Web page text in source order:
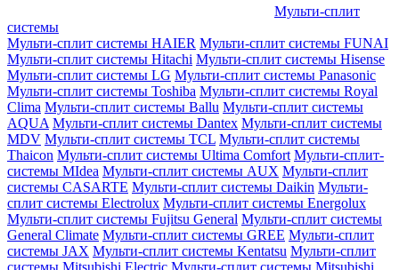
Мульти-сплит
системы
Мульти-сплит системы HAIER Мульти-сплит системы FUNAI
Мульти-сплит системы Hitachi Мульти-сплит системы Hisense
Мульти-сплит системы LG Мульти-сплит системы Panasonic
Мульти-сплит системы Toshiba Мульти-сплит системы Royal
Clima Мульти-сплит системы Ballu Мульти-сплит системы
AQUA Мульти-сплит системы Dantex Мульти-сплит системы
MDV Мульти-сплит системы TCL Мульти-сплит системы
Thaicon Мульти-сплит системы Ultima Comfort Мульти-сплит-
системы MIdea Мульти-сплит системы AUX Мульти-сплит
системы CASARTE Мульти-сплит системы Daikin Мульти-
сплит системы Electrolux Мульти-сплит системы Energolux
Мульти-сплит системы Fujitsu General Мульти-сплит системы
General Climate Мульти-сплит системы GREE Мульти-сплит
системы JAX Мульти-сплит системы Kentatsu Мульти-сплит
системы Mitsubishi Electric Мульти-сплит системы Mitsubishi